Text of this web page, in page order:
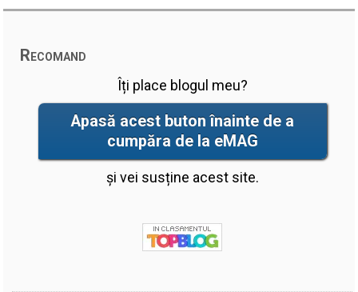
Recomand
Îți place blogul meu?
Apasă acest buton înainte de a
cumpăra de la eMAG
și vei susține acest site.